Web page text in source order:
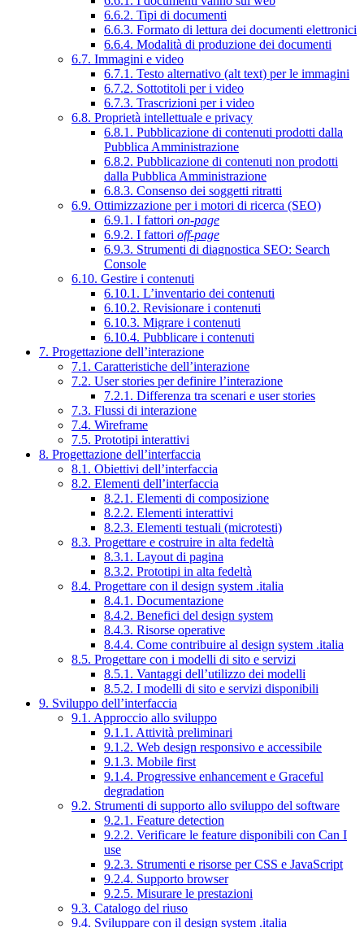
6.6.2. Tipi di documenti
6.6.3. Formato di lettura dei documenti elettronici
6.6.4. Modalità di produzione dei documenti
6.7. Immagini e video
6.7.1. Testo alternativo (alt text) per le immagini
6.7.2. Sottotitoli per i video
6.7.3. Trascrizioni per i video
6.8. Proprietà intellettuale e privacy
6.8.1. Pubblicazione di contenuti prodotti dalla
Pubblica Amministrazione
6.8.2. Pubblicazione di contenuti non prodotti
dalla Pubblica Amministrazione
6.8.3. Consenso dei soggetti ritratti
6.9. Ottimizzazione per i motori di ricerca (SEO)
6.9.1. I fattori on-page
6.9.2. I fattori off-page
6.9.3. Strumenti di diagnostica SEO: Search
Console
6.10. Gestire i contenuti
6.10.1. L’inventario dei contenuti
6.10.2. Revisionare i contenuti
6.10.3. Migrare i contenuti
6.10.4. Pubblicare i contenuti
7. Progettazione dell’interazione
7.1. Caratteristiche dell’interazione
7.2. User stories per definire l’interazione
7.2.1. Differenza tra scenari e user stories
7.3. Flussi di interazione
7.4. Wireframe
7.5. Prototipi interattivi
8. Progettazione dell’interfaccia
8.1. Obiettivi dell’interfaccia
8.2. Elementi dell’interfaccia
8.2.1. Elementi di composizione
8.2.2. Elementi interattivi
8.2.3. Elementi testuali (microtesti)
8.3. Progettare e costruire in alta fedeltà
8.3.1. Layout di pagina
8.3.2. Prototipi in alta fedeltà
8.4. Progettare con il design system .italia
8.4.1. Documentazione
8.4.2. Benefici del design system
8.4.3. Risorse operative
8.4.4. Come contribuire al design system .italia
8.5. Progettare con i modelli di sito e servizi
8.5.1. Vantaggi dell’utilizzo dei modelli
8.5.2. I modelli di sito e servizi disponibili
9. Sviluppo dell’interfaccia
9.1. Approccio allo sviluppo
9.1.1. Attività preliminari
9.1.2. Web design responsivo e accessibile
9.1.3. Mobile first
9.1.4. Progressive enhancement e Graceful
degradation
9.2. Strumenti di supporto allo sviluppo del software
9.2.1. Feature detection
9.2.2. Verificare le feature disponibili con Can I
use
9.2.3. Strumenti e risorse per CSS e JavaScript
9.2.4. Supporto browser
9.2.5. Misurare le prestazioni
9.3. Catalogo del riuso
9.4. Sviluppare con il design system .italia